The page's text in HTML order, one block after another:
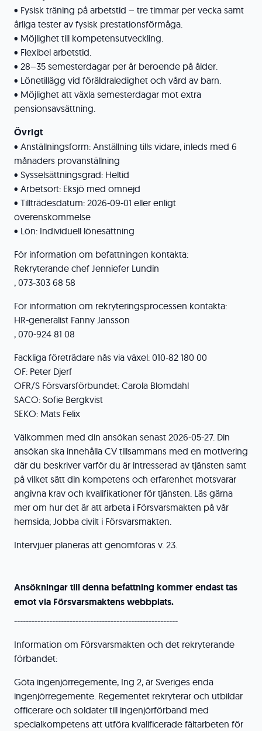
• Fysisk träning på arbetstid – tre timmar per vecka samt
årliga tester av fysisk prestationsförmåga.
• Möjlighet till kompetensutveckling.
• Flexibel arbetstid.
• 28–35 semesterdagar per år beroende på ålder.
• Lönetillägg vid föräldraledighet och vård av barn.
• Möjlighet att växla semesterdagar mot extra
pensionsavsättning.
Övrigt
• Anställningsform: Anställning tills vidare, inleds med 6
månaders provanställning
• Sysselsättningsgrad: Heltid
• Arbetsort: Eksjö med omnejd
• Tillträdesdatum: 2026-09-01 eller enligt
överenskommelse
• Lön: Individuell lönesättning
För information om befattningen kontakta:
Rekryterande chef Jenniefer Lundin
, 073-303 68 58
För information om rekryteringsprocessen kontakta:
HR-generalist Fanny Jansson
, 070-924 81 08
Fackliga företrädare nås via växel: 010-82 180 00
OF: Peter Djerf
OFR/S Försvarsförbundet: Carola Blomdahl
SACO: Sofie Bergkvist
SEKO: Mats Felix
Välkommen med din ansökan senast 2026-05-27. Din
ansökan ska innehålla CV tillsammans med en motivering
där du beskriver varför du är intresserad av tjänsten samt
på vilket sätt din kompetens och erfarenhet motsvarar
angivna krav och kvalifikationer för tjänsten. Läs gärna
mer om hur det är att arbeta i Försvarsmakten på vår
hemsida; Jobba civilt i Försvarsmakten.
Intervjuer planeras att genomföras v. 23.
Ansökningar till denna befattning kommer endast tas
emot via Försvarsmaktens webbplats.
--------------------------------------------------------
Information om Försvarsmakten och det rekryterande
förbandet:
Göta ingenjörregemente, Ing 2, är Sveriges enda
ingenjörregemente. Regementet rekryterar och utbildar
officerare och soldater till ingenjörförband med
specialkompetens att utföra kvalificerade fältarbeten för